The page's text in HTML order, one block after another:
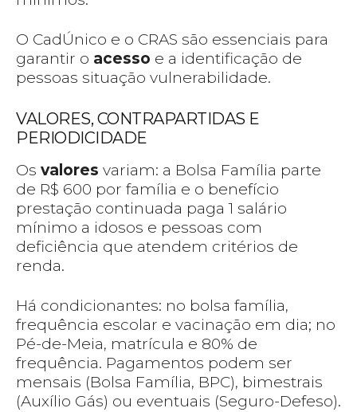
O CadÚnico e o CRAS são essenciais para
garantir o acesso e a identificação de
pessoas situação vulnerabilidade.
VALORES, CONTRAPARTIDAS E
PERIODICIDADE
Os valores variam: a Bolsa Família parte
de R$ 600 por família e o benefício
prestação continuada paga 1 salário
mínimo a idosos e pessoas com
deficiência que atendem critérios de
renda.
Há condicionantes: no bolsa família,
frequência escolar e vacinação em dia; no
Pé-de-Meia, matrícula e 80% de
frequência. Pagamentos podem ser
mensais (Bolsa Família, BPC), bimestrais
(Auxílio Gás) ou eventuais (Seguro-Defeso).